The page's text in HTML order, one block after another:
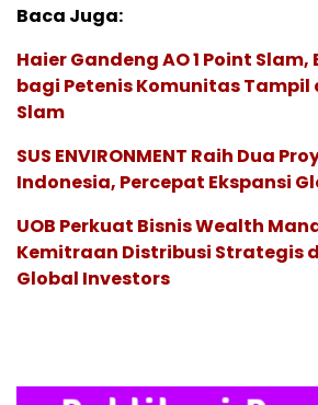
Baca Juga:
Haier Gandeng AO 1 Point
bagi Petenis Komunitas Tampil
Slam
SUS ENVIRONMENT Raih Dua
Indonesia, Percepat Ekspansi
UOB Perkuat Bisnis Wealth
Kemitraan Distribusi Strategis
Global Investors